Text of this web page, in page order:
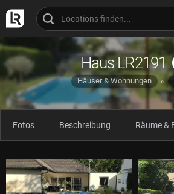
Haus LR2191
Häuser & Wohnungen
Fotos Beschreibung Räume &